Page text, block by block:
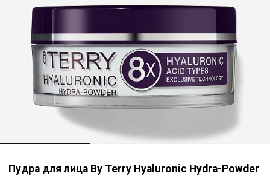
Пудра для лица By Terry Hyaluronic Hydra-Powder